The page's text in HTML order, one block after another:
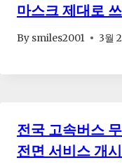
마스크 제대로
By smiles2001 3월
전국 고속버스
전면 서비스 개시